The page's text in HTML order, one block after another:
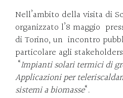
Nell’ambito della visita di
organizzato l’8 maggio
di Torino, un incontro
particolare agli
“Impianti solari termici di
Applicazioni per
sistemi a biomasse“.